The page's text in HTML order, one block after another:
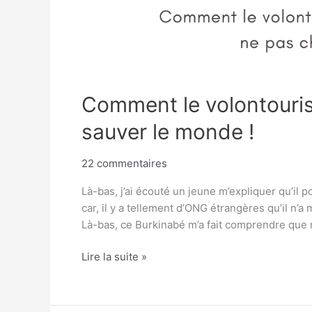
Comment le
sauver le monde !
22 commentaires
Là-bas, j’ai écouté un jeune m’expliquer qu’il
car, il y a tellement d’ONG étrangères qu’il
Là-bas, ce Burkinabé m’a fait comprendre
Lire la suite »